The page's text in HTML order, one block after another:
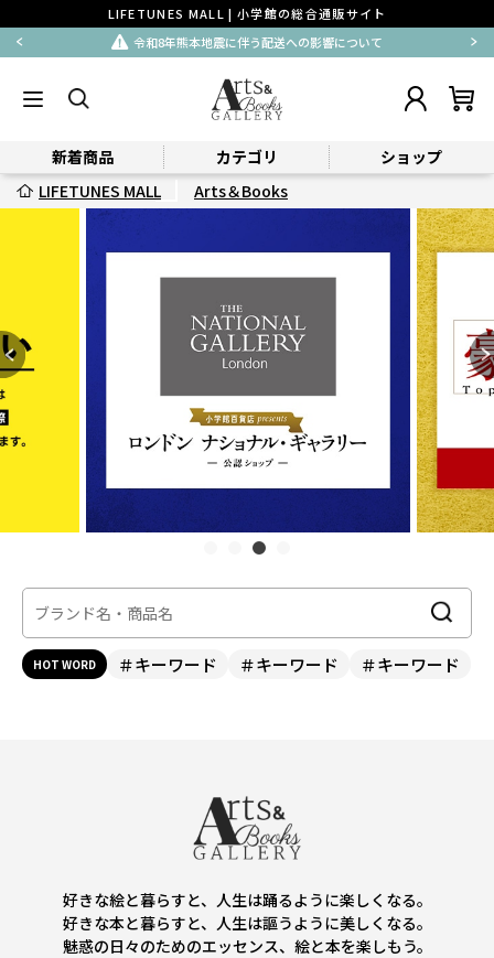
LIFETUNES MALL | 小学館の総合通販サイト
令和8年熊本地震に伴う配送への影響について
新着商品 カテゴリ
ショップ
LIFETUNES MALL
Arts＆Books
HOT WORD ＃キーワード ＃キーワード ＃キーワード
好きな絵と暮らすと、人生は踊るように楽しくなる。
好きな本と暮らすと、人生は謳うように美しくなる。
魅惑の日々のためのエッセンス、絵と本を楽しもう。